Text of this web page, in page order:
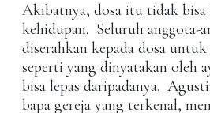
Akibatnya, dosa itu tidak bisa
kehidupan. Seluruh anggota-
diserahkan kepada dosa
seperti yang dinyatakan oleh
bisa lepas daripadanya.
bapa gereja yang terkenal,